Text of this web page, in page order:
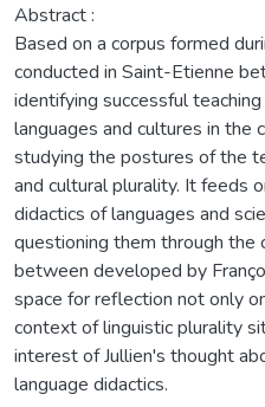
Abstract :
Based on a corpus formed
conducted in Saint-Etienne
identifying successful
languages and cultures in the
studying the postures of the
and cultural plurality. It feeds
didactics of languages and
questioning them through the
between developed by
space for reflection not only
context of linguistic plurality
interest of Jullien's thought
language didactics.